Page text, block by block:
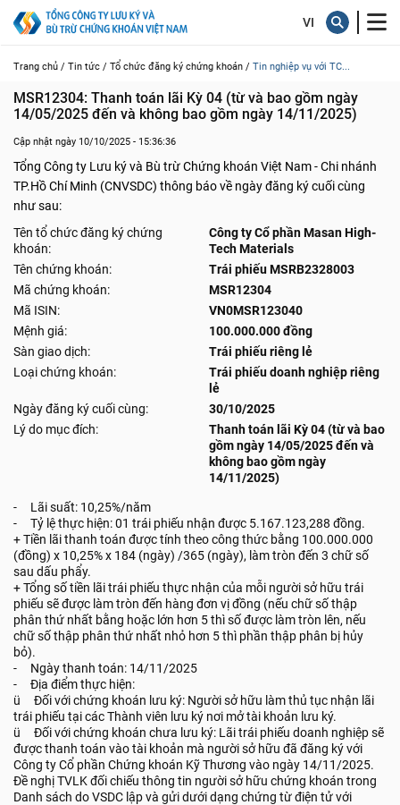
Trang chủ / Tin tức / Tổ chức đăng ký chứng khoán / Tin nghiệp vụ với TC...
MSR12304: Thanh toán lãi Kỳ 04 (từ và bao gồm ngày
14/05/2025 đến và không bao gồm ngày 14/11/2025)
Cập nhật ngày 10/10/2025 - 15:36:36
Tổng Công ty Lưu ký và Bù trừ Chứng khoán Việt Nam - Chi nhánh
TP.Hồ Chí Minh (CNVSDC) thông báo về ngày đăng ký cuối cùng
như sau:
Tên tổ chức đăng ký chứng
khoán:
Công ty Cổ phần Masan High-
Tech Materials
Tên chứng khoán:
Trái phiếu MSRB2328003
Mã chứng khoán:
MSR12304
Mã ISIN:
VN0MSR123040
Mệnh giá:
100.000.000 đồng
Sàn giao dịch:
Trái phiếu riêng lẻ
Loại chứng khoán:
Trái phiếu doanh nghiệp riêng
lẻ
Ngày đăng ký cuối cùng:
30/10/2025
Lý do mục đích:
Thanh toán lãi Kỳ 04 (từ và bao
gồm ngày 14/05/2025 đến và
không bao gồm ngày
14/11/2025)
- Lãi suất: 10,25%/năm
- Tỷ lệ thực hiện: 01 trái phiếu nhận được 5.167.123,288 đồng.
+ Tiền lãi thanh toán được tính theo công thức bằng 100.000.000
(đồng) x 10,25% x 184 (ngày) /365 (ngày), làm tròn đến 3 chữ số
sau dấu phẩy.
+ Tổng số tiền lãi trái phiếu thực nhận của mỗi người sở hữu trái
phiếu sẽ được làm tròn đến hàng đơn vị đồng (nếu chữ số thập
phân thứ nhất bằng hoặc lớn hơn 5 thì số được làm tròn lên, nếu
chữ số thập phân thứ nhất nhỏ hơn 5 thì phần thập phân bị hủy
bỏ).
- Ngày thanh toán: 14/11/2025
- Địa điểm thực hiện:
ü Đối với chứng khoán lưu ký: Người sở hữu làm thủ tục nhận lãi
trái phiếu tại các Thành viên lưu ký nơi mở tài khoản lưu ký.
ü Đối với chứng khoán chưa lưu ký: Lãi trái phiếu doanh nghiệp sẽ
được thanh toán vào tài khoản mà người sở hữu đã đăng ký với
Công ty Cổ phần Chứng khoán Kỹ Thương vào ngày 14/11/2025.
Đề nghị TVLK đối chiếu thông tin người sở hữu chứng khoán trong
Danh sách do VSDC lập và gửi dưới dạng chứng từ điện tử với